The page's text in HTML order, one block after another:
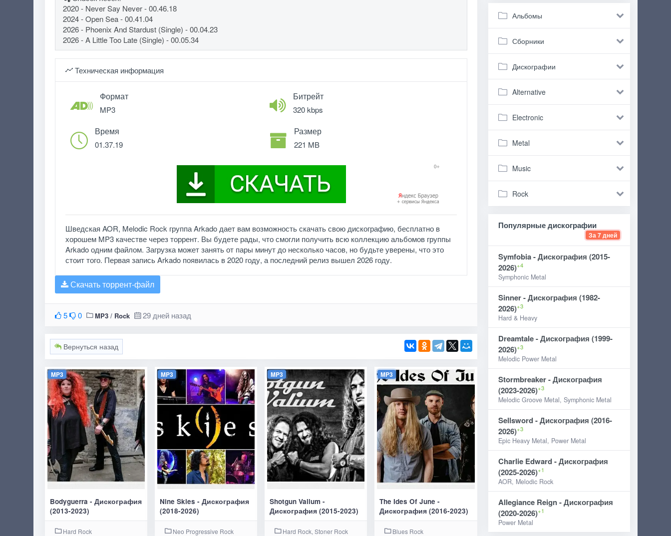
2020 - Never Say Never - 00.46.18
2024 - Open Sea - 00.41.04
2026 - Phoenix And Stardust (Single) - 00.04.23
2026 - A Little Too Late (Single) - 00.05.34
Техническая информация
Формат
MP3
Битрейт
320 kbps
Время
01.37.19
Размер
221 MB
Шведская AOR, Melodic Rock группа Arkado дает вам возможность скачать свою дискографию, бесплатно в
хорошем MP3 качестве через торрент. Вы будете рады, что смогли получить всю коллекцию альбомов группы
Arkado одним файлом. Загрузка может занять от пары минут до несколько часов, но будьте уверены, что это
стоит того. Первая запись Arkado появилась в 2020 году, а последний релиз вышел 2026 году.
Скачать торрент-файл
5 0 MP3/ Rock 29 дней назад
Вернуться назад
MP3
Bodyguerra - Дискография
(2013-2023)
Hard Rock
MP3
Nine Skies - Дискография
(2018-2026)
Neo Progressive Rock
MP3
Shotgun Valium -
Дискография (2015-2023)
Hard Rock, Stoner Rock
MP3
The Ides Of June -
Дискография (2016-2023)
Blues Rock
Альбомы
Сборники
Дискографии
Alternative
Electronic
Metal
Music
Rock
Популярные дискографии
За 7 дней
Symfobia - Дискография (2015-
2026)+4
Symphonic Metal
Sinner - Дискография (1982-
2026)+3
Hard & Heavy
Dreamtale - Дискография (1999-
2026)+3
Melodic Power Metal
Stormbreaker - Дискография
(2023-2026)+3
Melodic Groove Metal, Symphonic Metal
Sellsword - Дискография (2016-
2026)+3
Epic Heavy Metal, Power Metal
Charlie Edward - Дискография
(2025-2026)+1
AOR, Melodic Rock
Allegiance Reign - Дискография
(2020-2026)+1
Power Metal